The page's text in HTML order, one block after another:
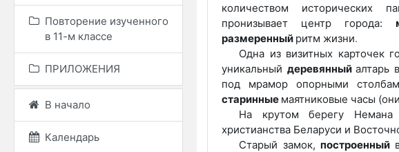
Повторение изученного
в 11-м классе
ПРИЛОЖЕНИЯ
В начало
Календарь
количеством исторических
пронизывает центр города:
размеренный ритм жизни.
Одна из визитных карточек
уникальный деревянныйалтарь
под мрамор опорными
старинные маятниковые часы
На крутом берегу Немана
христианства Беларуси и
Старый замок,построенный